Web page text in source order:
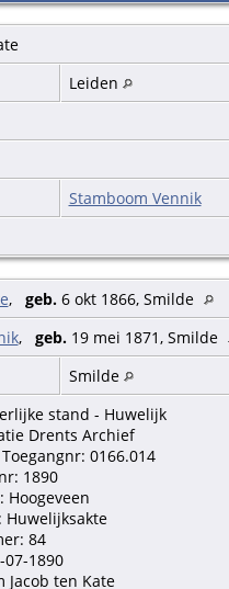
Leiden
Stamboom Vennik
, geb.6 okt 1866, Smilde
, geb.19 mei 1871, Smilde
Smilde
stand - Huwelijk
Drents Archief
0166.014
1890
Hoogeveen
Huwelijksakte
84
1890
Jacob ten Kate